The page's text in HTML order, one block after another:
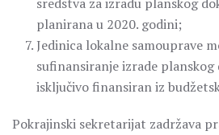
planirana u 2020. godini;
Jedinica lokalne samouprave
sufinansiranje izrade
isključivo finansiran iz
Pokrajinski sekretarijat zadržava